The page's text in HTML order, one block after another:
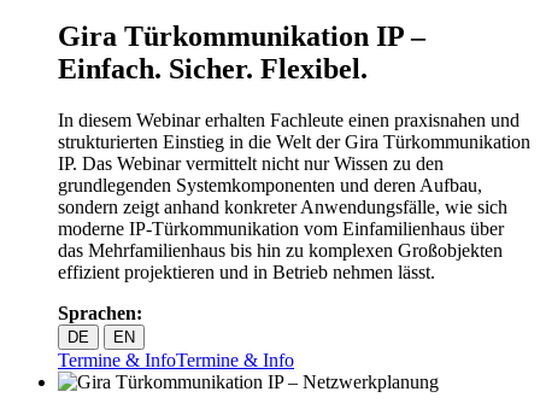
Gira Türkommunikation IP –
Einfach. Sicher. Flexibel.
In diesem Webinar erhalten Fachleute einen praxisnahen und
strukturierten Einstieg in die Welt der Gira Türkommunikation
IP. Das Webinar vermittelt nicht nur Wissen zu den
grundlegenden Systemkomponenten und deren Aufbau,
sondern zeigt anhand konkreter Anwendungsfälle, wie sich
moderne IP‑Türkommunikation vom Einfamilienhaus über
das Mehrfamilienhaus bis hin zu komplexen Großobjekten
effizient projektieren und in Betrieb nehmen lässt.
Sprachen:
DE EN
Termine & InfoTermine & Info